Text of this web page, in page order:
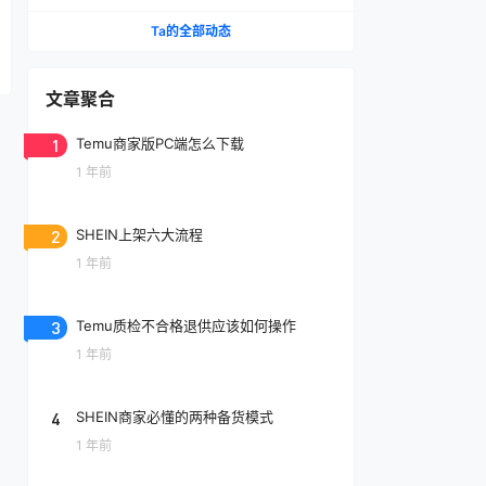
Ta的全部动态
文章聚合
1 Temu商家版PC端怎么下载
1 年前
2 SHEIN上架六大流程
1 年前
3 Temu质检不合格退供应该如何操作
1 年前
4 SHEIN商家必懂的两种备货模式
1 年前